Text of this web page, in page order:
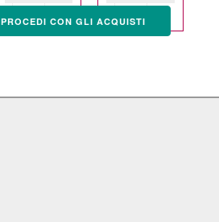
PROCEDI CON GLI ACQUISTI